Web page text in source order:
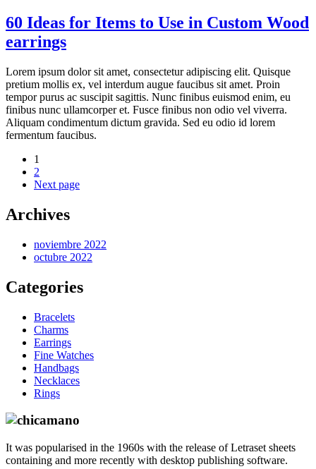
60 Ideas for Items to Use in Custom Wood
earrings
Lorem ipsum dolor sit amet, consectetur adipiscing elit. Quisque
pretium mollis ex, vel interdum augue faucibus sit amet. Proin
tempor purus ac suscipit sagittis. Nunc finibus euismod enim, eu
finibus nunc ullamcorper et. Fusce finibus non odio vel viverra.
Aliquam condimentum dictum gravida. Sed eu odio id lorem
fermentum faucibus.
1
2
Next page
Archives
noviembre 2022
octubre 2022
Categories
Bracelets
Charms
Earrings
Fine Watches
Handbags
Necklaces
Rings
It was popularised in the 1960s with the release of Letraset sheets
containing and more recently with desktop publishing software.